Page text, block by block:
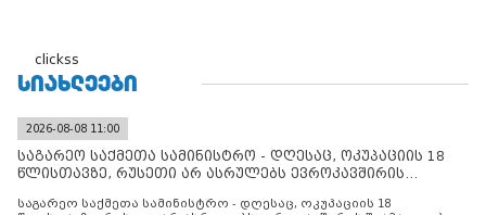
clickss
ᲡᲘᲐᲮᲚᲔᲔᲑᲘ
2026-08-08 11:00
საგარეო საქმეთა სამინისტრო - დღესაც, ოკუპაციის 18
წლისთავზე, რუსეთი არ ასრულებს ევროკავშირის
საგარეო საქმეთა სამინისტრო - დღესაც, ოკუპაციის 18